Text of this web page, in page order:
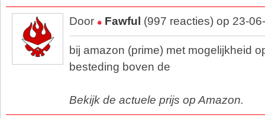
Door Fawful (997 reacties) op 23-
bij amazon (prime) met mogelijkheid
besteding boven de
Bekijk de actuele prijs op Amazon.